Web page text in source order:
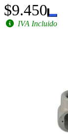
$9.450
IVA Incluido